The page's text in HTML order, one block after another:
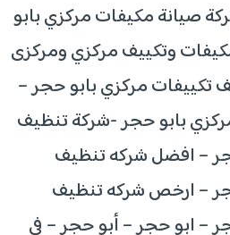
صيانة مكيفات مركزي بابو
وتكييف مركزي ومركزى
تكييفات مركزي بابو حجر –
بابو حجر -شركة تنظيف
– افضل شركه تنظيف
– ارخص شركه تنظيف
– ابو حجر – أبو حجر – في